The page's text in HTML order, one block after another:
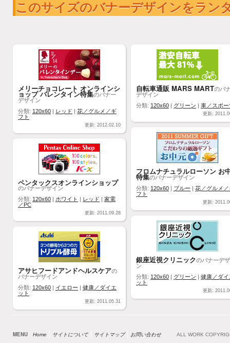
このサイズのバナーデザインをラン
メリーチョコレート オンラインシ
ョップ バレンタイン特集のバナー
デザイン
分類: 120x60 レッド
花／グルメ／ギ
フト
更新: 2012.02.10
自転車通販 MARS MARTのバ
デザイン
分類: 120x60 グリーン 車／スポー
更新:
フロムナチュラルローソン お
特集のバナーデザイン
分類: 120x60 ブルー
花／グルメ／
フト
更新:
ペンタックスオンラインショップ
のバナーデザイン
分類: 120x60 ホワイト レッド
家電
／PC
更新: 2011.09.28
銀座近視クリニックのバナーデ
ン
分類: 120x60 グリーン
健康／ダイ
ット
更新:
アサヒフードアンドヘルスケアの
バナーデザイン
分類: 120x60 イエロー
健康／ダイエ
ット
更新: 2011.05.31
MENU Home サイトについて サイトマップ お問い合わせ ALL WORK